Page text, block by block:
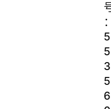
5
5
3
5
6